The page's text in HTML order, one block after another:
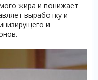
жира и понижает
выработку и
и